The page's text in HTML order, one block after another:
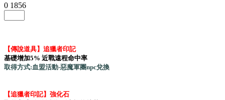
0 1856
【傳說道具】追獵者印記
基礎增加5% 近戰遠程命中率
取得方式: 血盟活動-惡魔軍團npc兌換
【追獵者印記】強化石